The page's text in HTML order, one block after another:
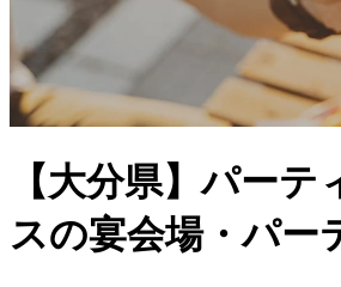
【大分県】パーテ
スの宴会場・パー